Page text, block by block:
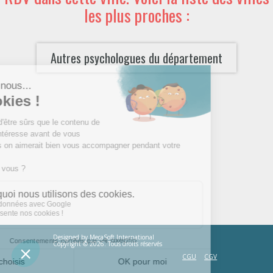
les plus proches :
Autres psychologues du département
Designed by MecaSoft International
Copyright © 2026. Tous droits réservés
CGU
CGV